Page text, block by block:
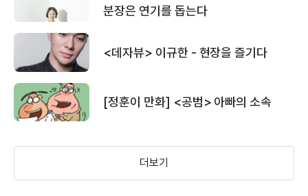
분장은 연기를 돕는다
<데자뷰> 이규한 - 현장을 즐기다
[정훈이 만화] <공범> 아빠의 소속
더보기